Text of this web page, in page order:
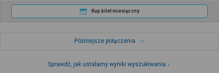
Kup bilet miesięczny
Późniejsze połączenia
Sprawdź, jak ustalamy wyniki wyszukiwania